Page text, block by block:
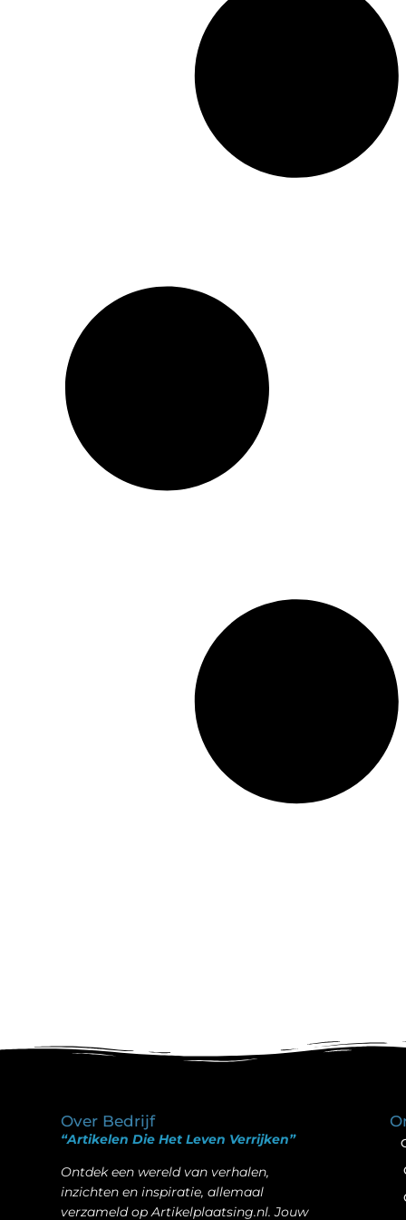
Over Bedrijf
“Artikelen Die Het Leven Verrijken”
Ontdek een wereld van verhalen,
inzichten en inspiratie, allemaal
verzameld op Artikelplaatsing.nl. Jouw